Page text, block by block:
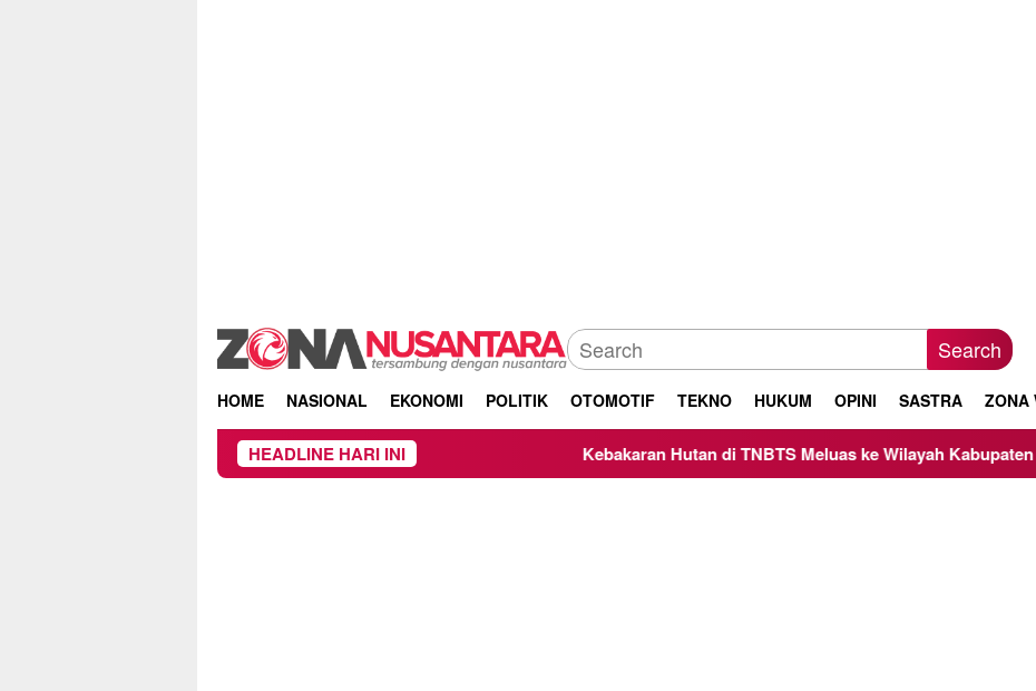
Search
HOME NASIONAL EKONOMI POLITIK OTOMOTIF TEKNO HUKUM OPINI SASTRA ZONA
HEADLINE HARI INI Kebakaran Hutan di TNBTS Meluas ke Wilayah Kabupaten Malang,